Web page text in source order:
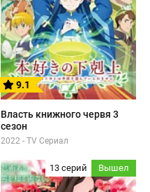
9.1
Власть книжного червя 3
сезон
2022 - TV Сериал
13 серий Вышел